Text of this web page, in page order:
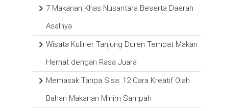
7 Makanan Khas Nusantara Beserta Daerah
Asalnya
Wisata Kuliner Tanjung Duren Tempat Makan
Hemat dengan Rasa Juara
Memasak Tanpa Sisa: 12 Cara Kreatif Olah
Bahan Makanan Minim Sampah